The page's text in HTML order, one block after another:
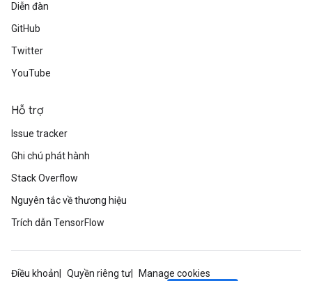
Diễn đàn
GitHub
Twitter
YouTube
Hỗ trợ
Issue tracker
Ghi chú phát hành
Stack Overflow
Nguyên tắc về thương hiệu
Trích dẫn TensorFlow
Điều khoản Quyền riêng tư Manage cookies